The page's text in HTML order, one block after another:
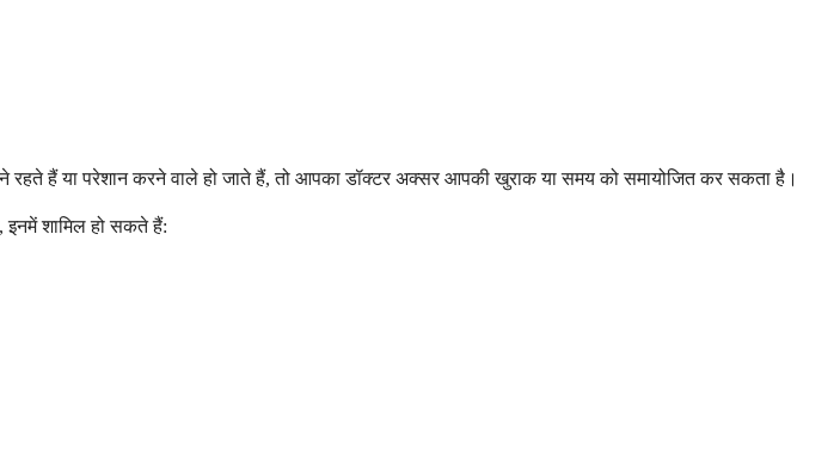
रहते हैं या परेशान करने वाले हो जाते हैं, तो आपका डॉक्टर अक्सर आपकी खुराक या समय को समायोजित कर सकता है।
इनमें शामिल हो सकते हैं: